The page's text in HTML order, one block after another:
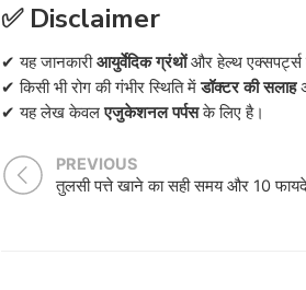
✅ Disclaimer
✔ यह जानकारीआयुर्वेदिक ग्रंथोंऔर हेल्थ
✔ किसी भी रोग की गंभीर स्थिति मेंडॉक्टर की सलाह
✔ यह लेख केवलएजुकेशनल पर्पसके लिए है।
PREVIOUS